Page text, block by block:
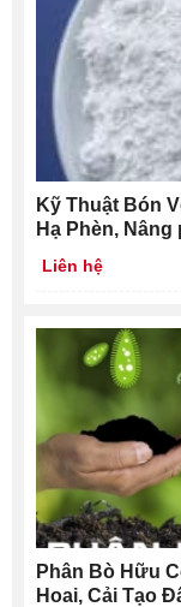
Kỹ Thuật Bón
Hạ Phèn,
Liên hệ
Phân Bò Hữu
Hoai, Cải Tạo